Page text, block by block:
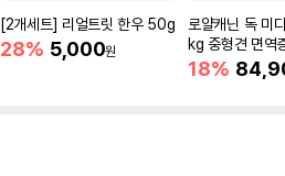
[2개세트] 리얼트릿 한우 50g
28% 5,000원
로얄캐닌 독 미
kg 중형견 면역
18%